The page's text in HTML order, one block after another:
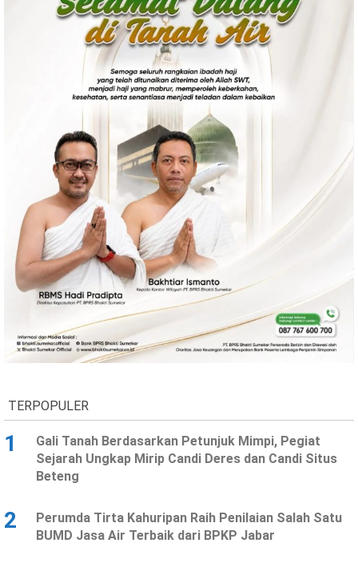
TERPOPULER
1
Gali Tanah Berdasarkan Petunjuk Mimpi, Pegiat
Sejarah Ungkap Mirip Candi Deres dan Candi Situs
Beteng
2
Perumda Tirta Kahuripan Raih Penilaian Salah Satu
BUMD Jasa Air Terbaik dari BPKP Jabar